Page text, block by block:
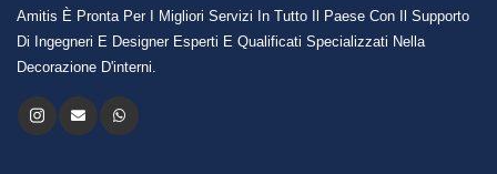
Amitis È Pronta Per I Migliori Servizi In Tutto Il Paese Con Il Supporto
Di Ingegneri E Designer Esperti E Qualificati Specializzati Nella
Decorazione D'interni.